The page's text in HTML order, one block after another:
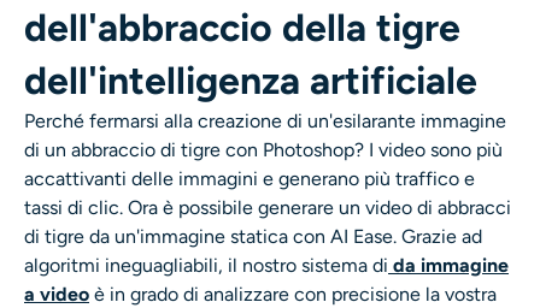
dell'abbraccio della tigre
dell'intelligenza artificiale
Perché fermarsi alla creazione di un'esilarante immagine
di un abbraccio di tigre con Photoshop? I video sono più
accattivanti delle immagini e generano più traffico e
tassi di clic. Ora è possibile generare un video di abbracci
di tigre da un'immagine statica con AI Ease. Grazie ad
algoritmi ineguagliabili, il nostro sistema di da immagine
a video è in grado di analizzare con precisione la vostra